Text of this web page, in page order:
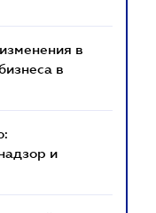
в
в
и